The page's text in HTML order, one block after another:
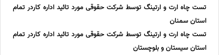
تست چاه ارت و ارتینگ توسط شرکت حقوقی مورد تائید اداره کاردر تمام
استان سمنان
تست چاه ارت و ارتینگ توسط شرکت حقوقی مورد تائید اداره کاردر تمام
استان سیستان و بلوچستان